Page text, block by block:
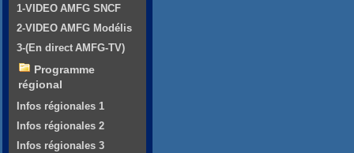
1-VIDEO AMFG SNCF
2-VIDEO AMFG Modélis
3-(En direct AMFG-TV)
Programme
régional
Infos régionales 1
Infos régionales 2
Infos régionales 3